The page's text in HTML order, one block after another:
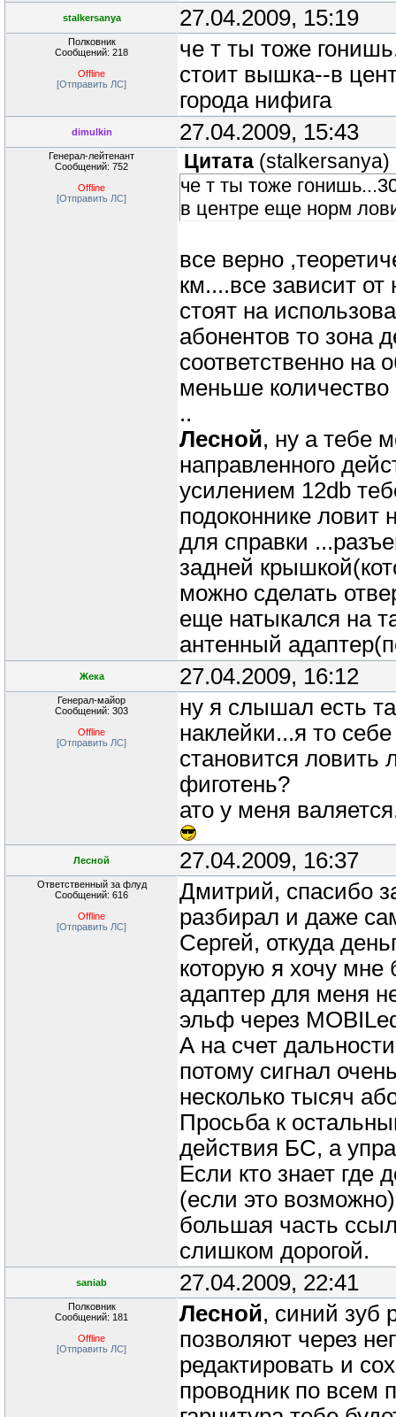
stalkersanya 27.04.2009, 15:19
Полковник
Сообщений: 218
Offline
[Отправить ЛС]
че т ты тоже
стоит вышка--в
города нифига
dimulkin 27.04.2009, 15:43
Генерал-лейтенант
Сообщений: 752
Offline
[Отправить ЛС]
Цитата (stalkersanya)
че т ты тоже
в центре еще норм
все верно
км....все зависит
стоят на
абонентов то зона
соответственно на
меньше
..
Лесной, ну а тебе
направленного
усилением 12db
подоконнике ловит
для справки
задней
можно сделать
еще натыкался на
антенный
Жека 27.04.2009, 16:12
Генерал-майор
Сообщений: 303
Offline
[Отправить ЛС]
ну я слышал есть
наклейки...я то
становится
фиготень?
ато у меня
Лесной 27.04.2009, 16:37
Ответственный за флуд
Сообщений: 616
Offline
[Отправить ЛС]
Дмитрий, спасибо
разбирал и даже
Сергей, откуда
которую я хочу мне
адаптер для меня
эльф через
А на счет
потому сигнал
несколько тысяч
Просьба к
действия БС, а
Если кто знает где
(если это
большая часть
слишком дорогой.
saniab 27.04.2009, 22:41
Полковник
Сообщений: 181
Offline
[Отправить ЛС]
Лесной, синий зуб
позволяют через
редактировать и
проводник по всем